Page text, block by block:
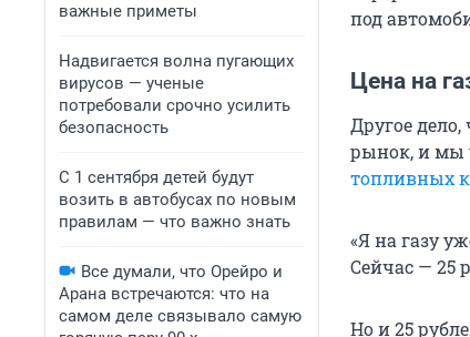
важные приметы
Надвигается волна пугающих
вирусов — ученые
потребовали срочно усилить
безопасность
С 1 сентября детей будут
возить в автобусах по новым
правилам — что важно знать
Все думали, что Орейро и
Арана встречаются: что на
самом деле связывало самую
под
Цена на
Другое
рынок, и мы
топливных
«Я на газу
Сейчас — 25
Но и 25